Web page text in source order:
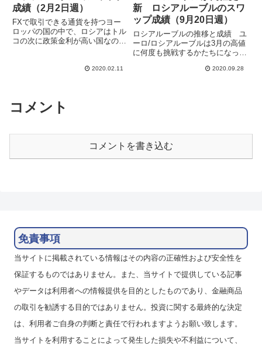
成績（2月2日週）
FXで取引できる通貨を持つヨー
ロッパの国の中で、ロシアはトル
コの次に政策金利が高い国なの
だ、スワップも高いですがボラテ
2020.02.11
新 ロシアルーブルのスワ
ップ成績（9月20日週）
ロシアルーブルの推移と成績 ユ
ーロ/ロシアルーブルは3月の高値
に何度も挑戦するかたちになって
きました。6月始めから4ヶ月に
2020.09.28
コメント
コメントを書き込む
免責事項
当サイトに掲載されている情報はその内容の正確性および安全性を
保証するものではありません。また、当サイトで提供している記事
やデータは利用者への情報提供を目的としたものであり、金融商品
の取引を勧誘する目的ではありません。投資に関する最終的な決定
は、利用者ご自身の判断と責任で行われますようお願い致します。
当サイトを利用することによって発生した損失や不利益について、